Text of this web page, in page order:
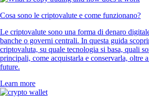
Cosa sono le criptovalute e come funzionano?
Le criptovalute sono una forma di denaro
banche o governi centrali. In questa guida
criptovaluta, su quale tecnologia si basa, quali
principali, come acquistarla e conservarla, oltre
future.
Learn more